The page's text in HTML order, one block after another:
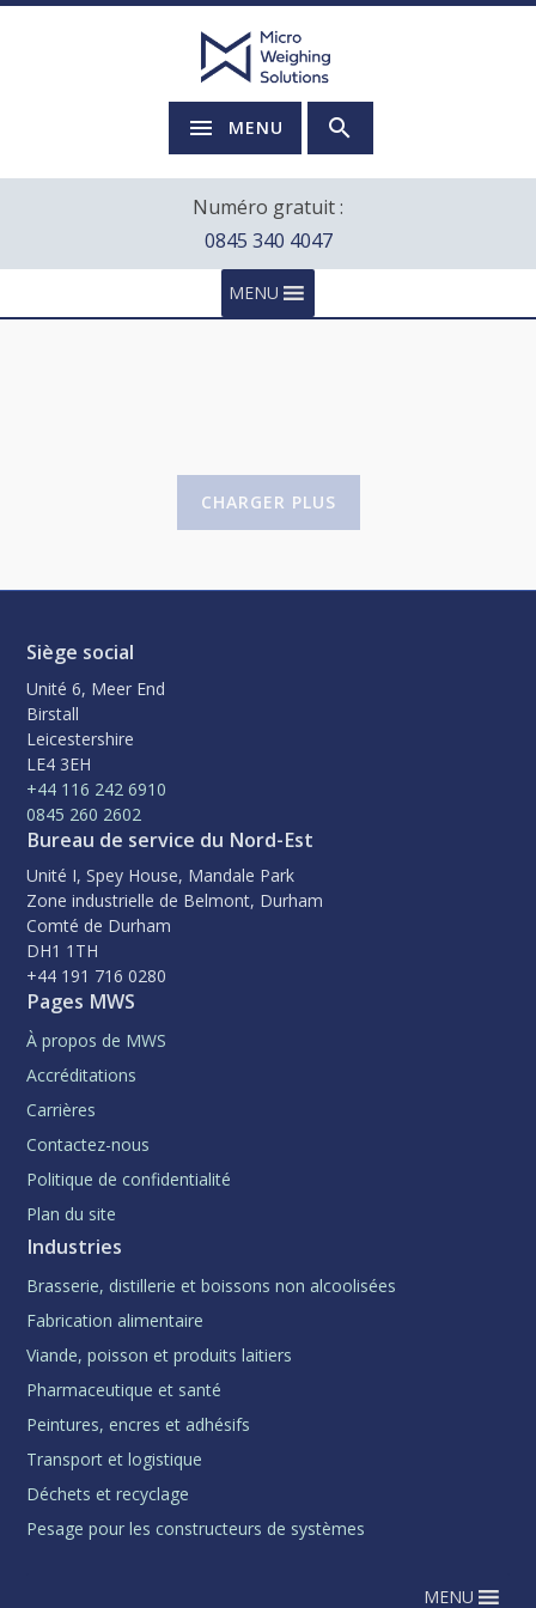
MENU
Numéro gratuit :
0845 340 4047
MENU
CHARGER PLUS
Siège social
Unité 6, Meer End
Birstall
Leicestershire
LE4 3EH
+44 116 242 6910
0845 260 2602
Bureau de service du Nord-Est
Unité I, Spey House, Mandale Park
Zone industrielle de Belmont, Durham
Comté de Durham
DH1 1TH
+44 191 716 0280
Pages MWS
À propos de MWS
Accréditations
Carrières
Contactez-nous
Politique de confidentialité
Plan du site
Industries
Brasserie, distillerie et boissons non alcoolisées
Fabrication alimentaire
Viande, poisson et produits laitiers
Pharmaceutique et santé
Peintures, encres et adhésifs
Transport et logistique
Déchets et recyclage
Pesage pour les constructeurs de systèmes
MENU